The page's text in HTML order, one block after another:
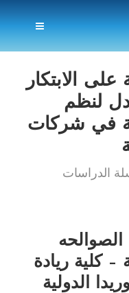
على الابتكار
لنظم
في شركات
الدراسات
الصوالحه
كلية ريادة
الدولية